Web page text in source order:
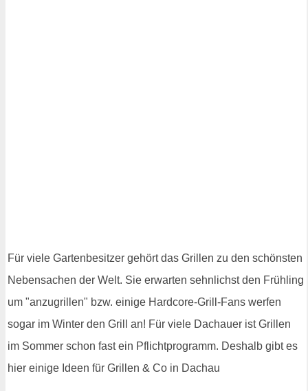
Für viele Gartenbesitzer gehört das Grillen zu den schönsten
Nebensachen der Welt. Sie erwarten sehnlichst den Frühling
um "anzugrillen" bzw. einige Hardcore-Grill-Fans werfen
sogar im Winter den Grill an! Für viele Dachauer ist Grillen
im Sommer schon fast ein Pflichtprogramm. Deshalb gibt es
hier einige Ideen für Grillen & Co in Dachau